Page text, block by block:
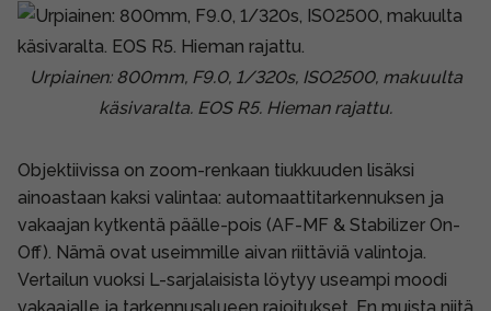
Urpiainen: 800mm, F9.0, 1/320s, ISO2500, makuulta
käsivaralta. EOS R5. Hieman rajattu.
Objektiivissa on zoom-renkaan tiukkuuden lisäksi
ainoastaan kaksi valintaa: automaattitarkennuksen ja
vakaajan kytkentä päälle-pois (AF-MF & Stabilizer On-
Off). Nämä ovat useimmille aivan riittäviä valintoja.
Vertailun vuoksi L-sarjalaisista löytyy useampi moodi